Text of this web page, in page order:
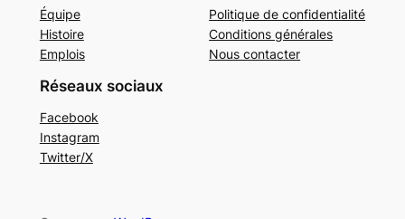
Équipe
Histoire
Emplois
Politique de confidentialité
Conditions générales
Nous contacter
Réseaux sociaux
Facebook
Instagram
Twitter/X